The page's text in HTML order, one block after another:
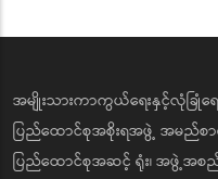
အမျိုးသားကာကွယ်ရေးနှင့်လုံခြုံရ
ပြည်ထောင်စုအစိုးရအဖွဲ့ အမည်စာ
ပြည်ထောင်စုအဆင့် ရုံး၊ အဖွဲ့အစည်း